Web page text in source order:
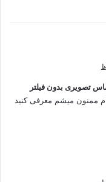
تصویری بدون فیلتر
ممنون میشم معرفی کنید